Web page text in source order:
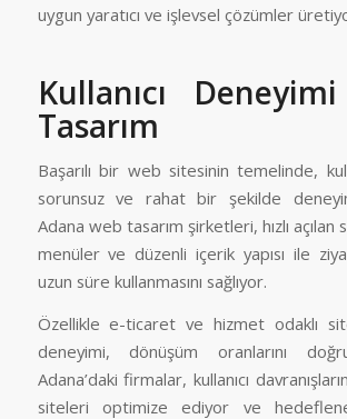
uygun yaratıcı ve işlevsel çözümler
Kullanıcı
Tasarım
Başarılı bir web sitesinin temelinde,
sorunsuz ve rahat bir şekilde
Adana web tasarım şirketleri, hızlı açılan
menüler ve düzenli içerik yapısı ile
uzun süre kullanmasını sağlıyor.
Özellikle e-ticaret ve hizmet odaklı
deneyimi, dönüşüm oranlarını
Adana’daki firmalar, kullanıcı
siteleri optimize ediyor ve